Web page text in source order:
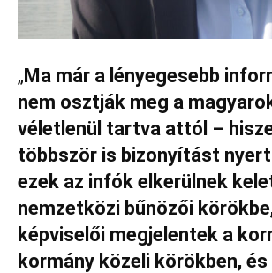
„Ma már a lényegesebb
nem osztják meg a
véletlenül tartva attól –
többször is bizonyítást
ezek az infók elkerülnek
nemzetközi bűnözői
képviselői megjelentek a
kormány közeli körökben,